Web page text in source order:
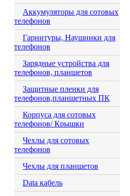
Аккумуляторы для сотовых
телефонов
Гарнитуры, Наушники для
телефонов
Зарядные устройства для
телефонов, планшетов
Защитные пленки для
телефонов,планшетных ПК
Корпуса для сотовых
телефонов/ Крышки
Чехлы для сотовых
телефонов
Чехлы для планшетов
Data кабель